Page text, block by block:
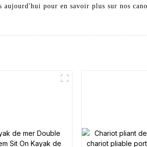
aujourd'hui pour en savoir plus sur nos